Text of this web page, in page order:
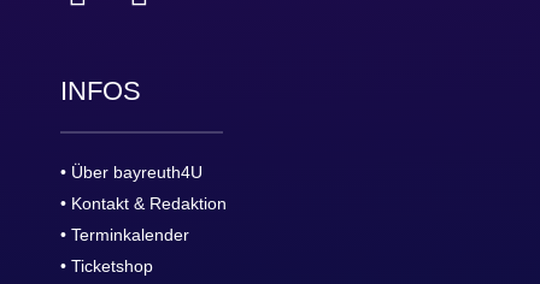
INFOS
• Über bayreuth4U
• Kontakt & Redaktion
• Terminkalender
• Ticketshop